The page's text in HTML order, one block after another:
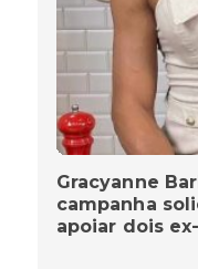
Gracyanne
campanha
apoiar dois